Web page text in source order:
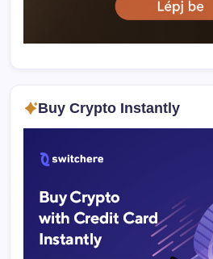
Buy Crypto Instantly